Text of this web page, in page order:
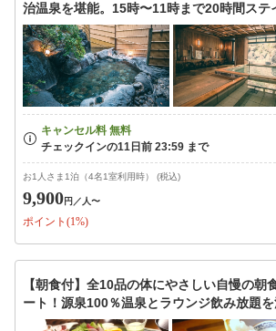
治温泉を堪能。15時〜11時まで20時間ステ
お1人さま1泊（4名1室利用時） (税込)
9,900円 ／人〜
ポイント(1%)
【朝食付】全10品の体にやさしい自慢の朝
ート！源泉100％温泉とラウンジ飲み放題